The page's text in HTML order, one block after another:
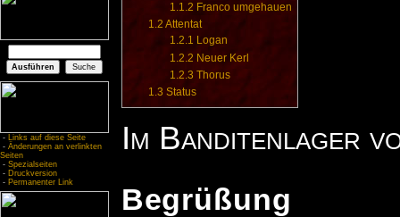
- Links auf diese Seite
- Änderungen an verlinkten
Seiten
- Spezialseiten
- Druckversion
- Permanenter Link
1.1.2 Franco umgehauen
1.2 Attentat
1.2.1 Logan
1.2.2 Neuer Kerl
1.2.3 Thorus
1.3 Status
Im Banditenlager
Begrüßung